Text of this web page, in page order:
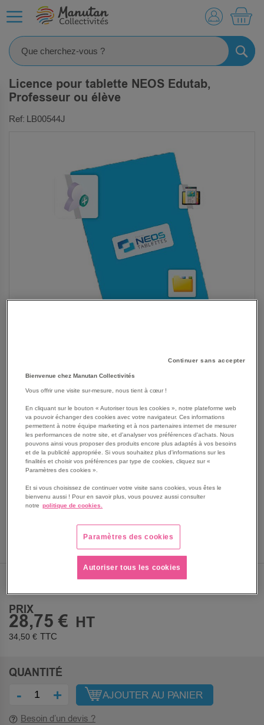
Licence pour tablette NEOS Edutab,
Professeur ou élève
Ref: LB00544J
SKIP
BEGINNING
IMAGES
GALLERY
Les avantages
Logiciel de gestion de tablettes Android
Logiciel intuitif pour l'enseignant.
Maintenance optimisée pour l'administrateur.
Voir le descriptif complet
PRIX
28,75 €
34,50 €
QUANTITÉ
- + AJOUTER AU PANIER
Besoin d’un devis ?
Continuer sans accepter
Bienvenue chez Manutan Collectivités
Vous offrir une visite sur-mesure, nous tient à cœur !
En cliquant sur le bouton « Autoriser tous les cookies », notre plateforme web
va pouvoir échanger des cookies avec votre navigateur. Ces informations
permettent à notre équipe marketing et à nos partenaires internet de mesurer
les performances de notre site, et d'analyser vos préférences d'achats. Nous
pouvons ainsi vous proposer des produits encore plus adaptés à vos besoins
et de la publicité appropriée. Si vous souhaitez plus d'informations sur les
finalités et choisir vos préférences par type de cookies, cliquez sur «
Paramètres des cookies ».
Et si vous choisissez de continuer votre visite sans cookies, vous êtes le
bienvenu aussi ! Pour en savoir plus, vous pouvez aussi consulter
notre politique de cookies.
Paramètres des cookies
Autoriser tous les cookies